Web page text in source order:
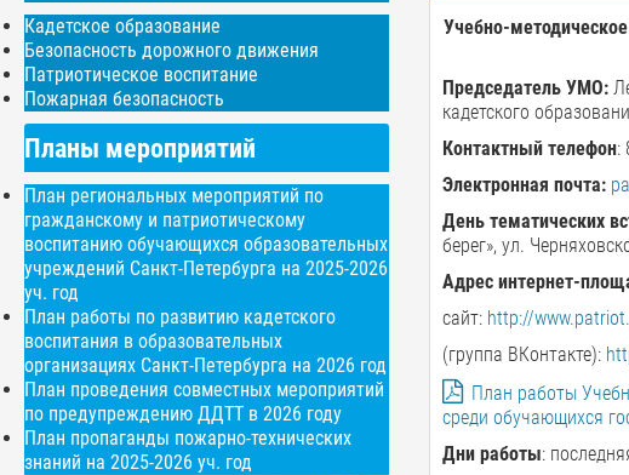
Кадетское образование
Безопасность дорожного движения
Патриотическое воспитание
Пожарная безопасность
Планы мероприятий
План региональных мероприятий по
гражданскому и патриотическому
воспитанию обучающихся образовательных
учреждений Санкт-Петербурга на 2025-2026
уч. год
План работы по развитию кадетского
воспитания в образовательных
организациях Санкт-Петербурга на 2026 год
План проведения совместных мероприятий
по предупреждению ДДТТ в 2026 году
План пропаганды пожарно-технических
знаний на 2025-2026 уч. год
Учебно-
Председатель УМО:
кадетского
Контактный телефон:
Электронная почта:
День тематических
берег», ул.
Адрес интернет-
сайт: http://
(группа ВКонтакте):
План работы
среди обучающихся
Дни работы: